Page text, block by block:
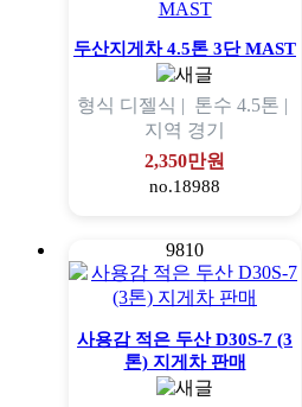
두산지게차 4.5톤 3단 MAST
형식 디젤식 | 톤수 4.5톤 |
지역 경기
2,350만원
no.18988
9810
사용감 적은 두산 D30S-7 (3
톤) 지게차 판매